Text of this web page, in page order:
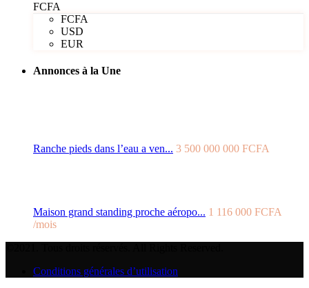
FCFA
FCFA
USD
EUR
Annonces à la Une
Ranche pieds dans l’eau a ven... 3 500 000 000 FCFA
Maison grand standing proche aéropo... 1 116 000 FCFA
/mois
Conditions générales d’utilisation